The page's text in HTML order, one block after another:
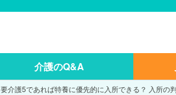
介護のQ&A
要介護5であれば特養に優先的に入所できる？ 入所の